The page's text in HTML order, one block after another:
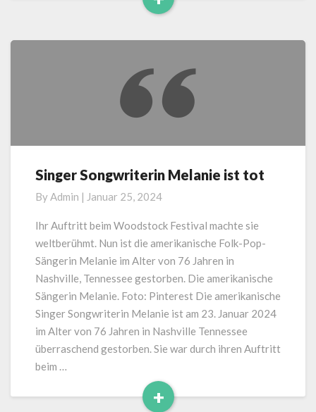
Read
Singer
Melanie
ist
Singer Songwriterin Melanie ist tot
By Admin | Januar 25, 2024
Ihr Auftritt beim Woodstock Festival machte sie
weltberühmt. Nun ist die amerikanische Folk-Pop-
Sängerin Melanie im Alter von 76 Jahren in
Nashville, Tennessee gestorben. Die amerikanische
Sängerin Melanie. Foto: Pinterest Die amerikanische
Singer Songwriterin Melanie ist am 23. Januar 2024
im Alter von 76 Jahren in Nashville Tennessee
überraschend gestorben. Sie war durch ihren Auftritt
beim …
+